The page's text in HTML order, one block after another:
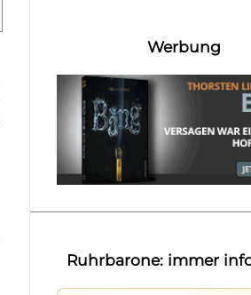
Werbung
Ruhrbarone: immer